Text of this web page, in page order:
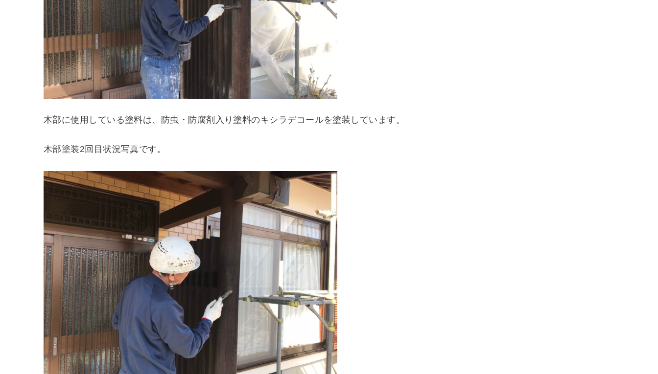
木部に使用している塗料は、防虫・防腐剤入り塗料のキシラデコールを塗装しています。
木部塗装2回目状況写真です。